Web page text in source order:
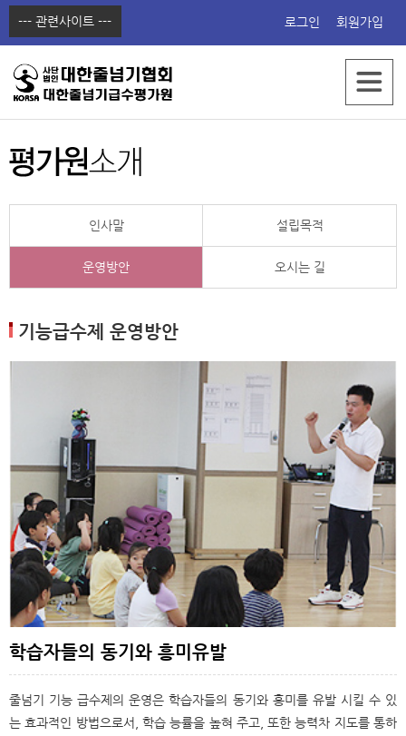
--- 관련사이트 ---
점프쇼핑몰
점프동영상
점프에듀
로그인 회원가입
인사말 설립목적
운영방안 오시는 길
기능급수제 운영방안
학습자들의 동기와 흥미유발
줄넘기 기능 급수제의 운영은 학습자들의 동기와 흥미를 유발 시킬 수 있
는 효과적인 방법으로서, 학습 능률을 높혀 주고, 또한 능력차 지도를 통하